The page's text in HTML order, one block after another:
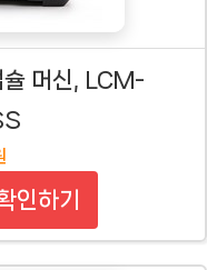
슐 머신, LCM-
인하기